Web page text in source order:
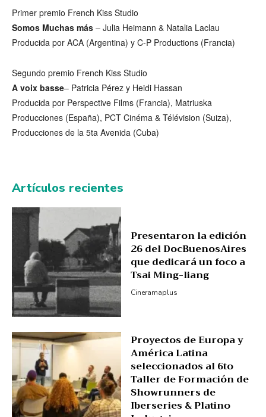
Primer premio French Kiss Studio
Somos Muchas más – Julia Heimann & Natalia Laclau
Producida por ACA (Argentina) y C-P Productions (Francia)
Segundo premio French Kiss Studio
A voix basse– Patricia Pérez y Heidi Hassan
Producida por Perspective Films (Francia), Matriuska
Producciones (España), PCT Cinéma & Télévision (Suiza),
Producciones de la 5ta Avenida (Cuba)
Artículos recientes
Presentaron la edición
26 del DocBuenosAires
que dedicará un foco a
Tsai Ming-liang
Cineramaplus
Proyectos de Europa y
América Latina
seleccionados al 6to
Taller de Formación de
Showrunners de
Iberseries & Platino